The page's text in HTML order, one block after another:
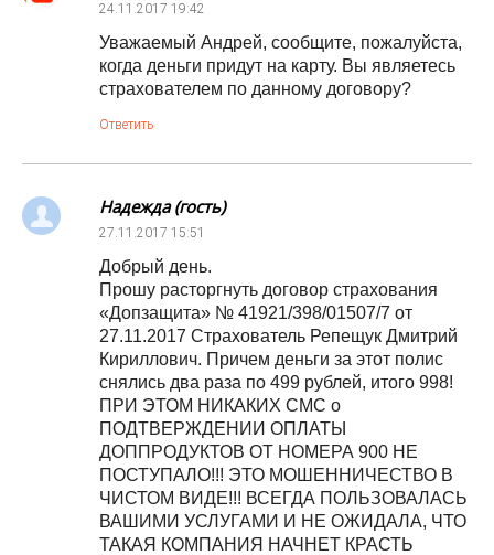
24.11.2017 19:42
Уважаемый Андрей, сообщите, пожалуйста,
когда деньги придут на карту. Вы являетесь
страхователем по данному договору?
Ответить
Надежда (гость)
27.11.2017 15:51
Добрый день.
Прошу расторгнуть договор страхования
«Допзащита» № 41921/398/01507/7 от
27.11.2017 Страхователь Репещук Дмитрий
Кириллович. Причем деньги за этот полис
снялись два раза по 499 рублей, итого 998!
ПРИ ЭТОМ НИКАКИХ СМС о
ПОДТВЕРЖДЕНИИ ОПЛАТЫ
ДОППРОДУКТОВ ОТ НОМЕРА 900 НЕ
ПОСТУПАЛО!!! ЭТО МОШЕННИЧЕСТВО В
ЧИСТОМ ВИДЕ!!! ВСЕГДА ПОЛЬЗОВАЛАСЬ
ВАШИМИ УСЛУГАМИ И НЕ ОЖИДАЛА, ЧТО
ТАКАЯ КОМПАНИЯ НАЧНЕТ КРАСТЬ